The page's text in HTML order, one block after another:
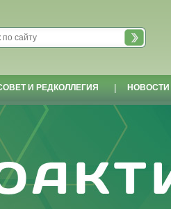
И РЕДКОЛЛЕГИЯ НОВОСТИ